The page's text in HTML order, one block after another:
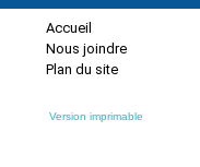
Accueil
Nous joindre
Plan du site
Version imprimable